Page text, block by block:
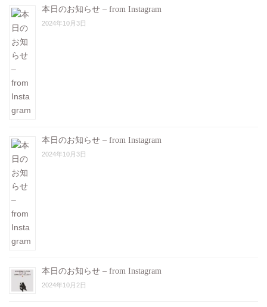
本日のお知らせ – from Instagram
2024年10月3日
本日のお知らせ – from Instagram
2024年10月3日
本日のお知らせ – from Instagram
2024年10月2日